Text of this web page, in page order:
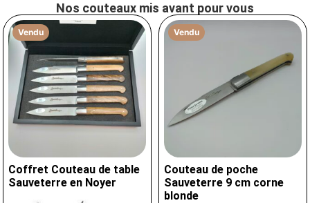
Nos couteaux mis avant pour vous
Vendu
Coffret Couteau de table
Sauveterre en Noyer
Vendu
Couteau de poche
Sauveterre 9 cm corne
blonde